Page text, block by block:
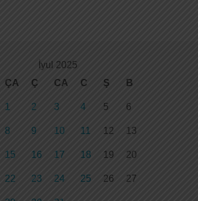
İyul 2025
ÇA Ç CA C Ş B
1 2 3 4 5 6
8 9 10 11 12 13
15 16 17 18 19 20
22 23 24 25 26 27